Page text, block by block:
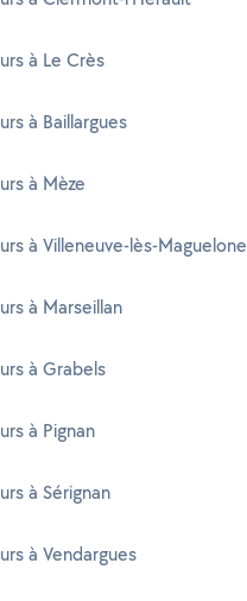
à Le Crès
à Baillargues
à Mèze
à Villeneuve-lès-Maguelone
à Marseillan
à Grabels
à Pignan
à Sérignan
à Vendargues